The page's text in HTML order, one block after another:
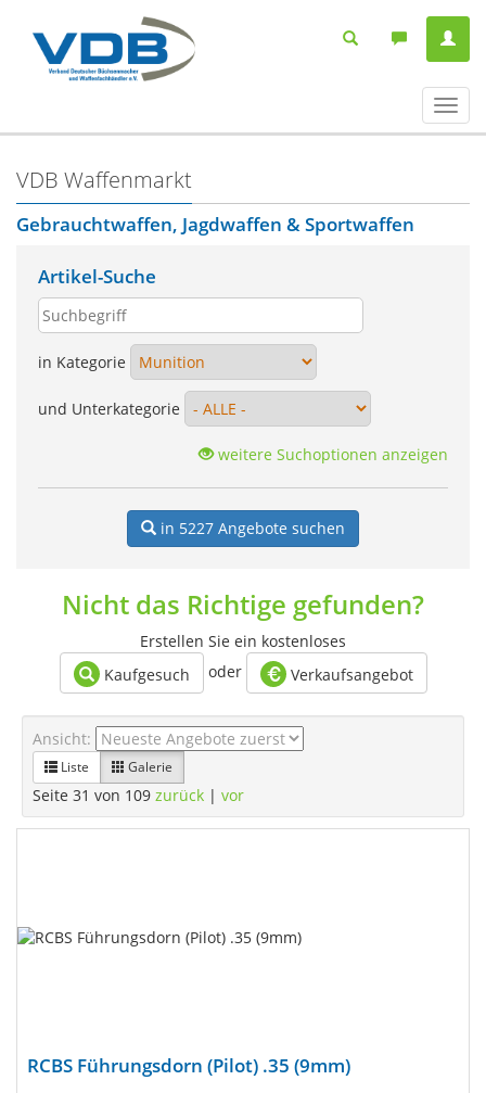
ein-/
VDB Waffenmarkt
Gebrauchtwaffen, Jagdwaffen & Sportwaffen
Artikel-Suche
in Kategorie
und Unterkategorie
weitere Suchoptionen anzeigen
in 5227 Angebote suchen
Nicht das Richtige gefunden?
Erstellen Sie ein kostenloses
Kaufgesuch
oder Verkaufsangebot
Ansicht:
Liste Galerie
Seite 31 von 109 zurück | vor
RCBS Führungsdorn (Pilot) .35 (9mm)